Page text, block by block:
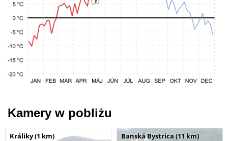
Kamery w pobliżu
Králiky (1 km) Banská Bystrica (11 km)